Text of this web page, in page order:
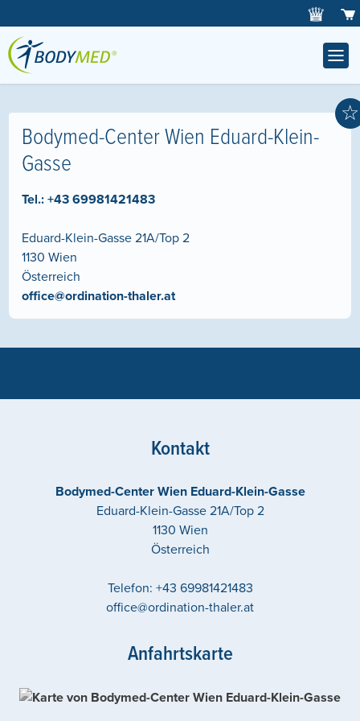
☆
Bodymed-Center Wien Eduard-Klein-
Gasse
Tel.:+43 69981421483
Eduard-Klein-Gasse 21A/Top 2
1130Wien
Österreich
office@ordination-thaler.at
Kontakt
Bodymed-Center Wien Eduard-Klein-Gasse
Eduard-Klein-Gasse 21A/Top 2
1130 Wien
Österreich
Telefon: +43 69981421483
office@ordination-thaler.at
Anfahrtskarte